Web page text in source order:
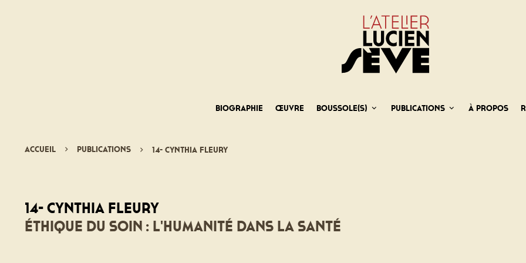
Biographie Œuvre Boussole(s) Publications À propos
Accueil Publications 14- Cynthia Fleury
14- Cynthia Fleury
Éthique du soin : l'humanité dans la santé